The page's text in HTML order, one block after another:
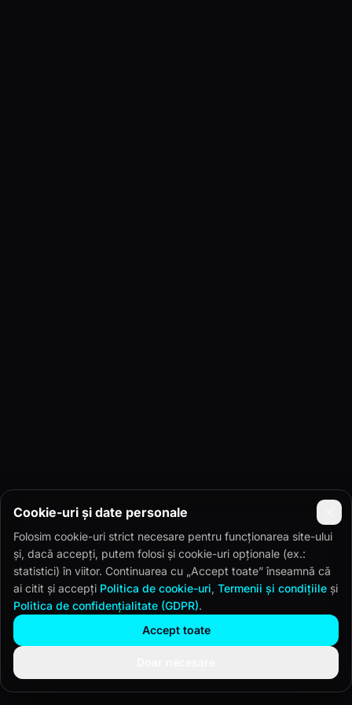
Cookie-uri și date personale
Folosim cookie-uri strict necesare pentru funcționarea site-ului
și, dacă accepți, putem folosi și cookie-uri opționale (ex.:
statistici) în viitor. Continuarea cu „Accept toate” înseamnă că
ai citit și accepți Politica de cookie-uri, Termenii și condițiile și
Politica de confidențialitate (GDPR).
Accept toate